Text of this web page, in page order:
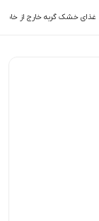
غذای خشک گربه خارج از خانه